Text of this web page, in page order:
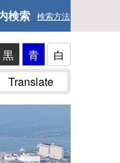
検索 検索方法
黒 青
白
Translate